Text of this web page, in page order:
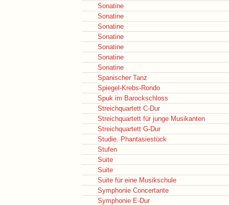
Sonatine
Sonatine
Sonatine
Sonatine
Sonatine
Sonatine
Sonatine
Spanischer Tanz
Spiegel-Krebs-Rondo
Spuk im Barockschloss
Streichquartett C-Dur
Streichquartett für junge Musikanten
Streichquartett G-Dur
Studie. Phantasiestück
Stufen
Suite
Suite
Suite für eine Musikschule
Symphonie Concertante
Symphonie E-Dur